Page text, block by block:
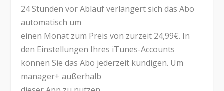
24 Stunden vor Ablauf verlängert sich das Abo
automatisch um
einen Monat zum Preis von zurzeit 24,99€. In
den Einstellungen Ihres iTunes-Accounts
können Sie das Abo jederzeit kündigen. Um
manager+ außerhalb